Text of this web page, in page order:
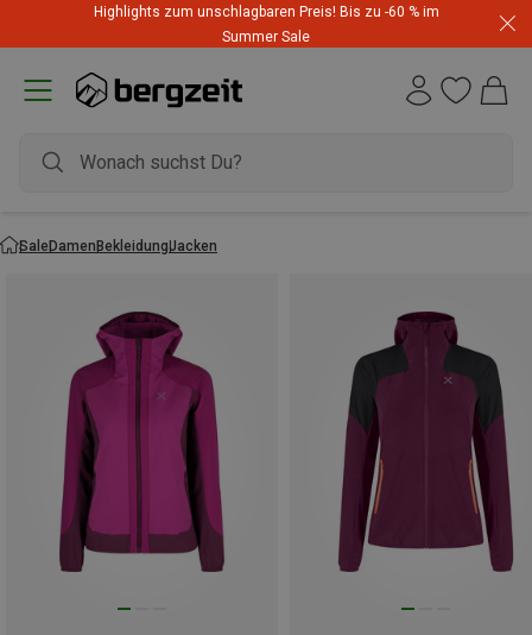
Highlights zum unschlagbaren Preis! Bis zu -60 % im
Summer Sale
SaleDamenBekleidungJacken